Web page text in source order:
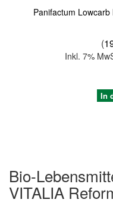
Panifactum
(
Inkl. 7%
In
Bio-
VITALIA